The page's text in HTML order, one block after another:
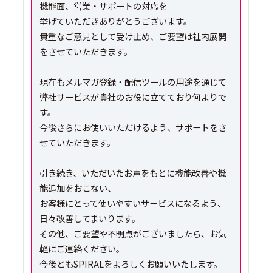
機能面、営業・サポートの対応を
挙げていただきありがとうございます。
貴重なご意見として受け止め、ご要望は社内展開
をさせていただきます。
現在もメルマガ登録・配信ツールの用途を通じて
弊社サービスが貴社のお役に立てており何よりで
す。
今後さらにお使いいただけるよう、サポートをさ
せていただきます。
引き続き、いただいたお声をもとに機能改善や機
能追加をおこない、
お客様にとって使いやすいサービスになるよう、
日々改善してまいります。
その他、ご要望や不明点がございましたら、お気
軽にご連絡ください。
今後ともSPIRALをよろしくお願いいたします。